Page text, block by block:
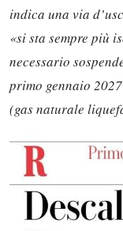
indica una via
«si sta sempre più
necessario
primo gennaio
(gas naturale